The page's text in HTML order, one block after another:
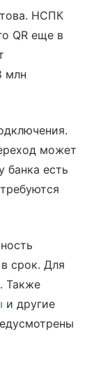
НСПК
QR еще в
млн
может
банка есть
срок. Для
Также
и другие